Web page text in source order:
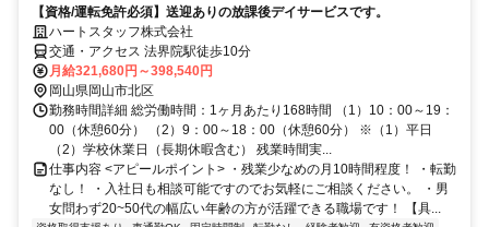
【資格/運転免許必須】送迎ありの放課後デイサービスです。
ハートスタッフ株式会社
交通・アクセス 法界院駅徒歩10分
月給321,680円～398,540円
岡山県岡山市北区
勤務時間詳細 総労働時間：1ヶ月あたり168時間 （1）10：00～19：
00（休憩60分） （2）9：00～18：00（休憩60分） ※（1）平日
（2）学校休業日（長期休暇含む） 残業時間実...
仕事内容 <アピールポイント> ・残業少なめの月10時間程度！ ・転勤
なし！ ・入社日も相談可能ですのでお気軽にご相談ください。 ・男
女問わず20~50代の幅広い年齢の方が活躍できる職場です！ 【具...